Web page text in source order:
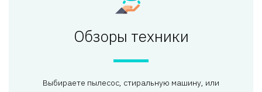
Обзоры техники
Выбираете пылесос, стиральную машину, или